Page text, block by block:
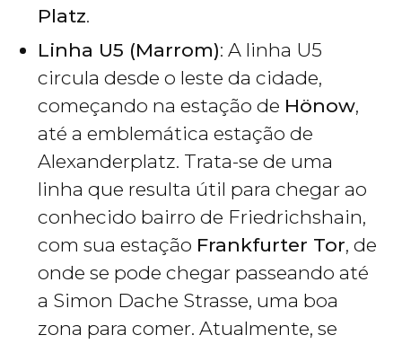
Platz.
Linha U5 (Marrom): A linha U5
circula desde o leste da cidade,
começando na estação de Hönow,
até a emblemática estação de
Alexanderplatz. Trata-se de uma
linha que resulta útil para chegar ao
conhecido bairro de Friedrichshain,
com sua estação Frankfurter Tor, de
onde se pode chegar passeando até
a Simon Dache Strasse, uma boa
zona para comer. Atualmente, se